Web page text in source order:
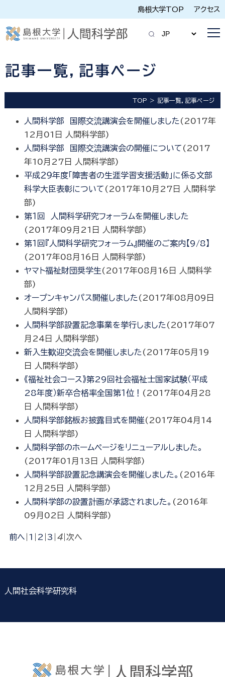
島根大学TOP アクセス
記事一覧，記事ページ
TOP 記事一覧，記事ページ
人間科学部 国際交流講演会を開催しました ( 2017年
12月01日
人間科学部)
人間科学部 国際交流講演会の開催について ( 2017
年10月27日
人間科学部)
平成２９年度「障害者の生涯学習支援活動」に係る文部
科学大臣表彰について ( 2017年10月27日
人間科学
部)
第１回 人間科学研究フォーラムを開催しました
( 2017年09月21日 人間科学部)
第１回『人間科学研究フォーラム』開催のご案内【9/8】
( 2017年08月16日 人間科学部)
ヤマト福祉財団奨学生( 2017年08月16日
人間科学
部)
オープンキャンパス開催しました ( 2017年08月09日
人間科学部)
人間科学部設置記念事業を挙行しました ( 2017年07
月24日
人間科学部)
新入生歓迎交流会を開催しました ( 2017年05月19
日
人間科学部)
《福祉社会コース》第29回社会福祉士国家試験（平成
28年度）新卒合格率全国第１位！ ( 2017年04月28
日
人間科学部)
人間科学部銘板お披露目式を開催( 2017年04月14
日
人間科学部)
人間科学部のホームページをリニューアルしました。
( 2017年01月13日 人間科学部)
人間科学部設置記念講演会を開催しました。 ( 2016年
12月25日
人間科学部)
人間科学部の設置計画が承認されました。 ( 2016年
09月02日
人間科学部)
前へ 1 2 3 4| 次へ
人間社会科学研究科